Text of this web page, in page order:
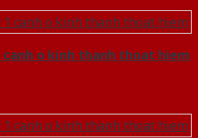
canh o kinh thanh thoat hiem